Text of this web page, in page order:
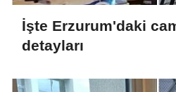
İşte Erzurum'daki
detayları